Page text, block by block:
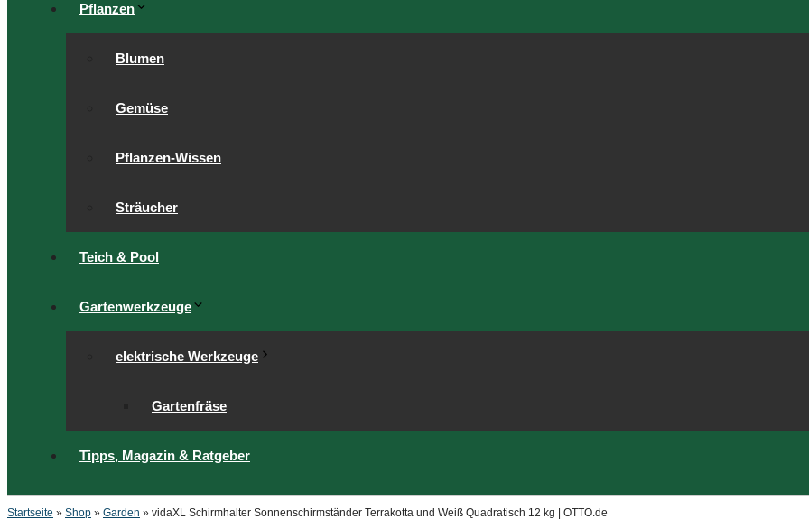
Pflanzen
Blumen
Gemüse
Pflanzen-Wissen
Sträucher
Teich & Pool
Gartenwerkzeuge
elektrische Werkzeuge
Gartenfräse
Tipps, Magazin & Ratgeber
Startseite » Shop » Garden » vidaXL Schirmhalter Sonnenschirmständer Terrakotta und Weiß Quadratisch 12 kg | OTTO.de